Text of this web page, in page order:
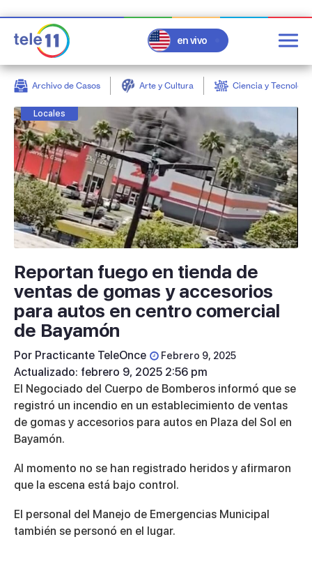
en vivo
Archivo de Casos Arte y Cultura Ciencia y
Locales
Reportan fuego en tienda de
ventas de gomas y accesorios
para autos en centro comercial
de Bayamón
Por Practicante TeleOnce Febrero 9, 2025
Actualizado: febrero 9, 2025 2:56 pm
El Negociado del Cuerpo de Bomberos informó que se
registró un incendio en un establecimiento de ventas
de gomas y accesorios para autos en Plaza del Sol en
Bayamón.
Al momento no se han registrado heridos y afirmaron
que la escena está bajo control.
El personal del Manejo de Emergencias Municipal
también se personó en el lugar.
post